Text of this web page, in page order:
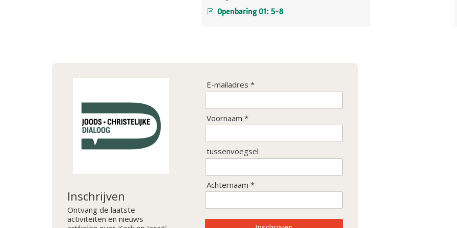
Openbaring 01: 5-8
Inschrijven
Ontvang de laatste
activiteiten en nieuws
E-mailadres *
Voornaam *
tussenvoegsel
Achternaam *